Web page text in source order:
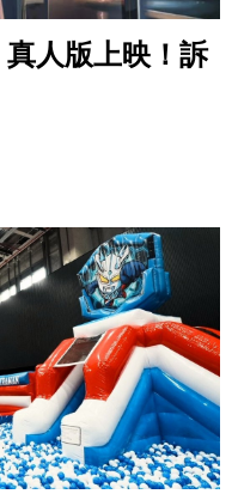
人版上映！訴